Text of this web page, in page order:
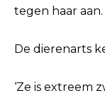
tegen haar aan.
De dierenarts
‘Ze is extreem